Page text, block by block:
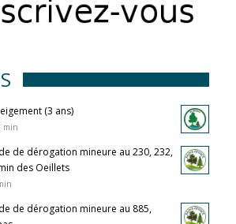
(3 ans)
min
de dérogation mineure au 230, 232,
des Oeillets
de dérogation mineure au 885,